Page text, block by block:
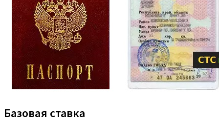
Базовая ставка